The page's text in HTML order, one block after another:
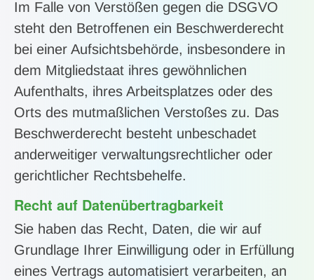
Im Falle von Verstößen gegen die DSGVO
steht den Betroffenen ein Beschwerderecht
bei einer Aufsichtsbehörde, insbesondere in
dem Mitgliedstaat ihres gewöhnlichen
Aufenthalts, ihres Arbeitsplatzes oder des
Orts des mutmaßlichen Verstoßes zu. Das
Beschwerderecht besteht unbeschadet
anderweitiger verwaltungsrechtlicher oder
gerichtlicher Rechtsbehelfe.
Recht auf Daten­übertrag­barkeit
Sie haben das Recht, Daten, die wir auf
Grundlage Ihrer Einwilligung oder in Erfüllung
eines Vertrags automatisiert verarbeiten, an